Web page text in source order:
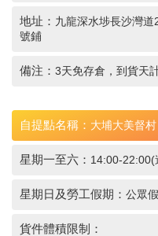
地址： 九龍深水埗長沙灣
號鋪
備注： 3天免存倉，到貨天
自提點名稱： 大埔大美督村
星期一至六： 14:00-22:00(
星期日及勞工假期： 公眾
貨件體積限制：